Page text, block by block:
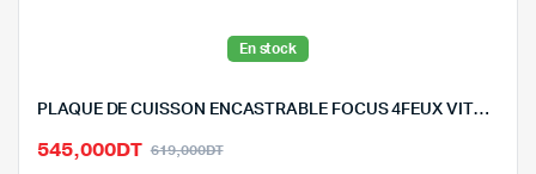
En stock
PLAQUE DE CUISSON ENCASTRABLE FOCUS 4FEUX VITRO NOIR-F.404B
619,000DTLe
545,000DT
Le